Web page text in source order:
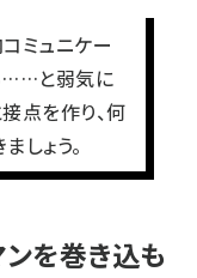
ミュニケー
……と弱気に
点を作り、何
しょう。
を巻き込も